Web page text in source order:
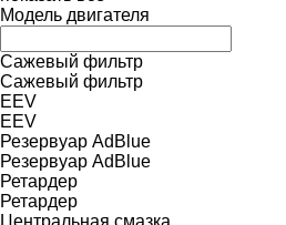
Модель двигателя
Сажевый фильтр
Сажевый фильтр
EEV
EEV
Резервуар AdBlue
Резервуар AdBlue
Ретардер
Ретардер
Центральная смазка